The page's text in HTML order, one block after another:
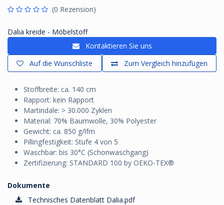
(0 Rezension)
Dalia kreide - Möbelstoff
Kontaktieren Sie uns
Zum Vergleich hinzufügen
Auf die Wunschliste
Stoffbreite: ca. 140 cm
Rapport: kein Rapport
Martindale: > 30.000 Zyklen
Material: 70% Baumwolle, 30% Polyester
Gewicht: ca. 850 g/lfm
Pillingfestigkeit: Stufe 4 von 5
Waschbar: bis 30°C (Schonwaschgang)
Zertifizierung: STANDARD 100 by OEKO-TEX®
Dokumente
Technisches Datenblatt Dalia.pdf